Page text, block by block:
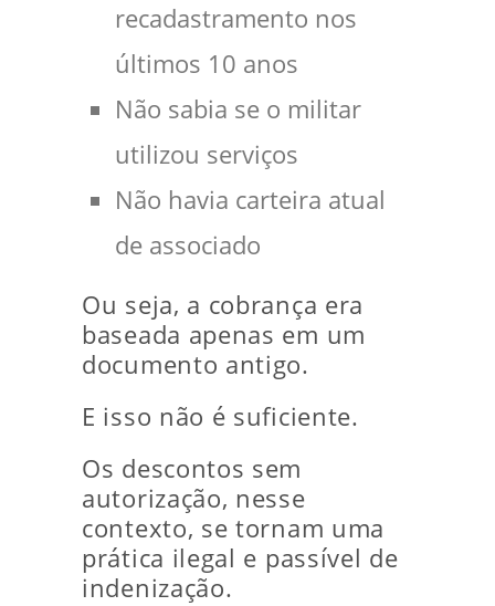
recadastramento nos
últimos 10 anos
Não sabia se o militar
utilizou serviços
Não havia carteira atual
de associado
Ou seja, a cobrança era
baseada apenas em um
documento antigo.
E isso não é suficiente.
Os descontos sem
autorização, nesse
contexto, se tornam uma
prática ilegal e passível de
indenização.